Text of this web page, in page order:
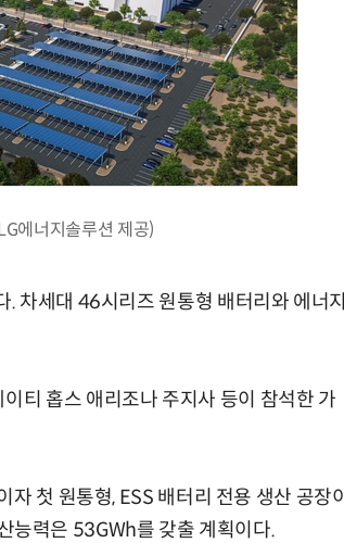
에너지솔루션 제공)
차세대 46시리즈 원통형 배터리와 에너지
티 홉스 애리조나 주지사 등이 참석한 가
첫 원통형, ESS 배터리 전용 생산 공장이
능력은 53GWh를 갖출 계획이다.